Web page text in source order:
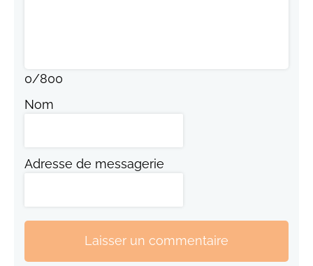
0/800
Nom
Adresse de messagerie
Laisser un commentaire